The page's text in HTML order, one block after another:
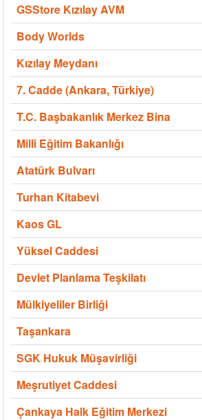
GSStore Kızılay AVM
Body Worlds
Kızılay Meydanı
7. Cadde (Ankara, Türkiye)
T.C. Başbakanlık Merkez Bina
Milli Eğitim Bakanlığı
Atatürk Bulvarı
Turhan Kitabevi
Kaos GL
Yüksel Caddesi
Devlet Planlama Teşkilatı
Mülkiyeliler Birliği
Taşankara
SGK Hukuk Müşavirliği
Meşrutiyet Caddesi
Çankaya Halk Eğitim Merkezi